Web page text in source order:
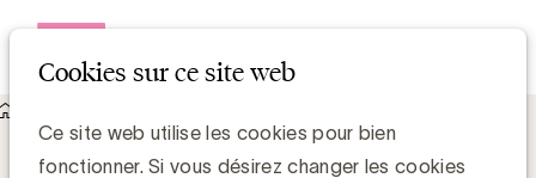
Cookies sur ce site web
Ce site web utilise les cookies pour bien
fonctionner. Si vous désirez changer les cookies
Le contrat UBA et ACC pluridisciplinaire